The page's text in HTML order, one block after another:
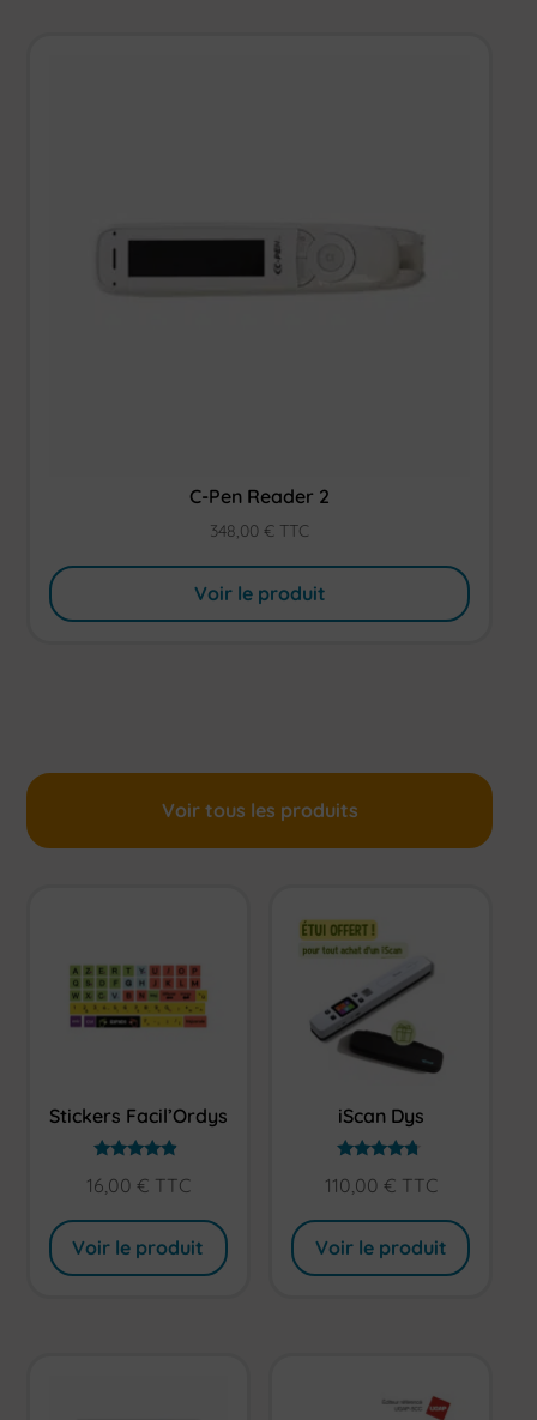
C-Pen Reader 2
348,00 € TTC
Voir le produit
Voir tous les produits
Stickers Facil’Ordys
4.67
16,00 € TTC
Voir le produit
iScan Dys
4.57
110,00 € TTC
Voir le produit